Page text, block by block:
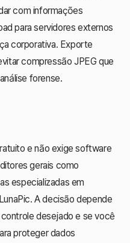
com informações
para servidores externos
corporativa. Exporte
compressão JPEG que
forense.
e não exige software
gerais como
especializadas em
A decisão depende
desejado e se você
proteger dados